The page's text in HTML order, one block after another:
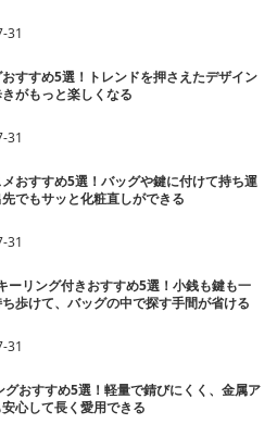
31
すすめ5選！トレンドを押さえたデザイン
がもっと楽しくなる
31
おすすめ5選！バッグや鍵に付けて持ち運
でもサッと化粧直しができる
31
ーリング付きおすすめ5選！小銭も鍵も一
歩けて、バッグの中で探す手間が省ける
31
グおすすめ5選！軽量で錆びにくく、金属ア
心して長く愛用できる